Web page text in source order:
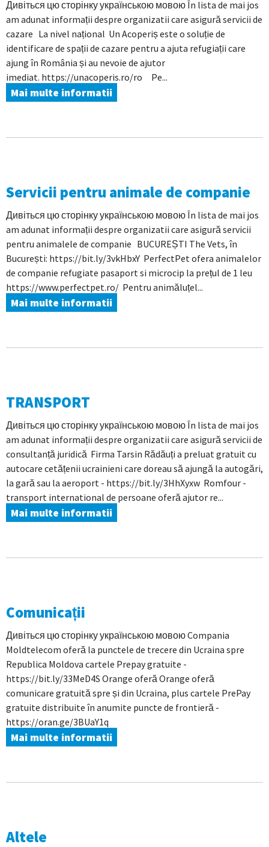
Дивіться цю сторінку українською мовою În lista de mai jos
am adunat informații despre organizatii care asigură servicii de
cazare La nivel național Un Acoperiș este o soluție de
identificare de spații de cazare pentru a ajuta refugiații care
ajung în România și au nevoie de ajutor
imediat. https://unacoperis.ro/ro Pe...
Mai multe informatii
Servicii pentru animale de companie
Дивіться цю сторінку українською мовою În lista de mai jos
am adunat informații despre organizatii care asigură servicii
pentru animalele de companie BUCUREȘTI The Vets, în
București: https://bit.ly/3vkHbxY PerfectPet ofera animalelor
de companie refugiate pasaport si microcip la prețul de 1 leu
https://www.perfectpet.ro/ Pentru animăluțel...
Mai multe informatii
TRANSPORT
Дивіться цю сторінку українською мовою În lista de mai jos
am adunat informații despre organizatii care asigură servicii de
consultanță juridică Firma Tarsin Rădăuți a preluat gratuit cu
autocare cetățenii ucrainieni care doreau să ajungă la autogări,
la gară sau la aeroport - https://bit.ly/3HhXyxw Romfour -
transport international de persoane oferă ajutor re...
Mai multe informatii
Comunicații
Дивіться цю сторінку українською мовою Compania
Moldtelecom oferă la punctele de trecere din Ucraina spre
Republica Moldova cartele Prepay gratuite -
https://bit.ly/33MeD4S Orange oferă Orange oferă
comunicare gratuită spre și din Ucraina, plus cartele PrePay
gratuite distribuite în anumite puncte de frontieră -
https://oran.ge/3BUaY1q
Mai multe informatii
Altele